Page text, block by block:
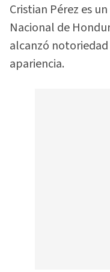
Cristian Pérez es
Nacional de
alcanzó notoriedad
apariencia.